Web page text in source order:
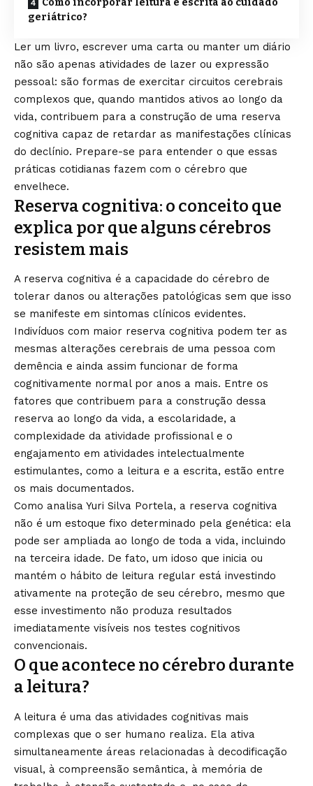
Como incorporar leitura e escrita ao cuidado
geriátrico?
Ler um livro, escrever uma carta ou manter um diário
não são apenas atividades de lazer ou expressão
pessoal: são formas de exercitar circuitos cerebrais
complexos que, quando mantidos ativos ao longo da
vida, contribuem para a construção de uma reserva
cognitiva capaz de retardar as manifestações clínicas
do declínio. Prepare-se para entender o que essas
práticas cotidianas fazem com o cérebro que
envelhece.
Reserva cognitiva: o conceito que
explica por que alguns cérebros
resistem mais
A reserva cognitiva é a capacidade do cérebro de
tolerar danos ou alterações patológicas sem que isso
se manifeste em sintomas clínicos evidentes.
Indivíduos com maior reserva cognitiva podem ter as
mesmas alterações cerebrais de uma pessoa com
demência e ainda assim funcionar de forma
cognitivamente normal por anos a mais. Entre os
fatores que contribuem para a construção dessa
reserva ao longo da vida, a escolaridade, a
complexidade da atividade profissional e o
engajamento em atividades intelectualmente
estimulantes, como a leitura e a escrita, estão entre
os mais documentados.
Como analisa Yuri Silva Portela, a reserva cognitiva
não é um estoque fixo determinado pela genética: ela
pode ser ampliada ao longo de toda a vida, incluindo
na terceira idade. De fato, um idoso que inicia ou
mantém o hábito de leitura regular está investindo
ativamente na proteção de seu cérebro, mesmo que
esse investimento não produza resultados
imediatamente visíveis nos testes cognitivos
convencionais.
O que acontece no cérebro durante
a leitura?
A leitura é uma das atividades cognitivas mais
complexas que o ser humano realiza. Ela ativa
simultaneamente áreas relacionadas à decodificação
visual, à compreensão semântica, à memória de